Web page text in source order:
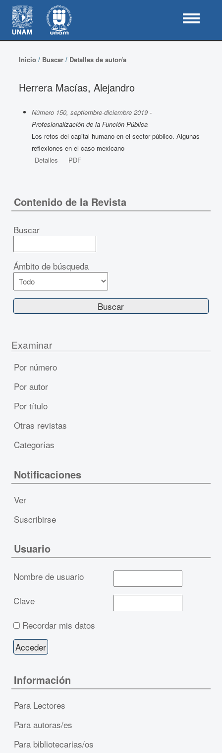
Inicio/ Buscar/ Detalles de autor/a
Herrera Macías, Alejandro
Número 150, septiembre-diciembre 2019-
Profesionalización de la Función Pública
Los retos del capital humano en el sector público. Algunas
reflexiones en el caso mexicano
Detalles
PDF
Contenido de la Revista
Buscar
Ámbito de búsqueda
Examinar
Por número
Por autor
Por título
Otras revistas
Categorías
Notificaciones
Ver
Suscribirse
Usuario
Nombre de usuario
Clave
Recordar mis datos
Información
Para Lectores
Para autoras/es
Para bibliotecarias/os